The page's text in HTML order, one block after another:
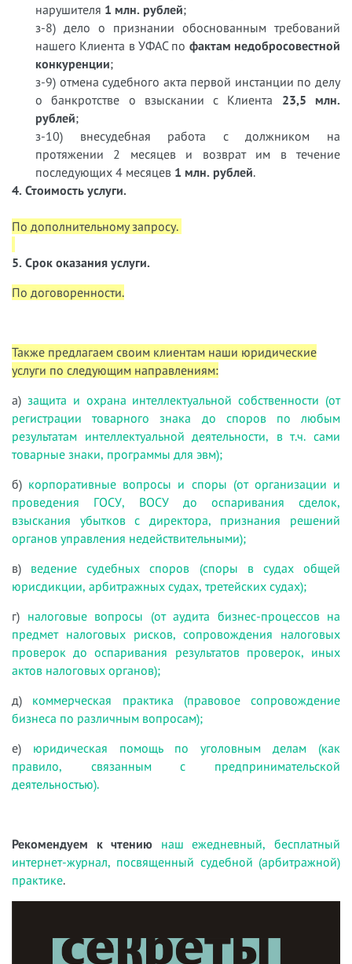
нарушителя 1 млн. рублей;
з-8) дело о признании обоснованным требований
нашего Клиента в УФАС по фактам недобросовестной
конкуренции;
з-9) отмена судебного акта первой инстанции по делу
о банкротстве о взыскании с Клиента 23,5 млн.
рублей;
з-10) внесудебная работа с должником на
протяжении 2 месяцев и возврат им в течение
последующих 4 месяцев 1 млн. рублей.
4. Стоимость услуги.
По дополнительному запросу.
5. Срок оказания услуги.
По договоренности.
Также предлагаем своим клиентам наши юридические
услуги по следующим направлениям:
а) защита и охрана интеллектуальной собственности (от
регистрации товарного знака до споров по любым
результатам интеллектуальной деятельности, в т.ч. сами
товарные знаки, программы для эвм);
б) корпоративные вопросы и споры (от организации и
проведения ГОСУ, ВОСУ до оспаривания сделок,
взыскания убытков с директора, признания решений
органов управления недействительными);
в) ведение судебных споров (споры в судах общей
юрисдикции, арбитражных судах, третейских судах);
г) налоговые вопросы (от аудита бизнес-процессов на
предмет налоговых рисков, сопровождения налоговых
проверок до оспаривания результатов проверок, иных
актов налоговых органов);
д) коммерческая практика (правовое сопровождение
бизнеса по различным вопросам);
е) юридическая помощь по уголовным делам (как
правило, связанным с предпринимательской
деятельностью).
Рекомендуем к чтению наш ежедневный, бесплатный
интернет-журнал, посвященный судебной (арбитражной)
практике.